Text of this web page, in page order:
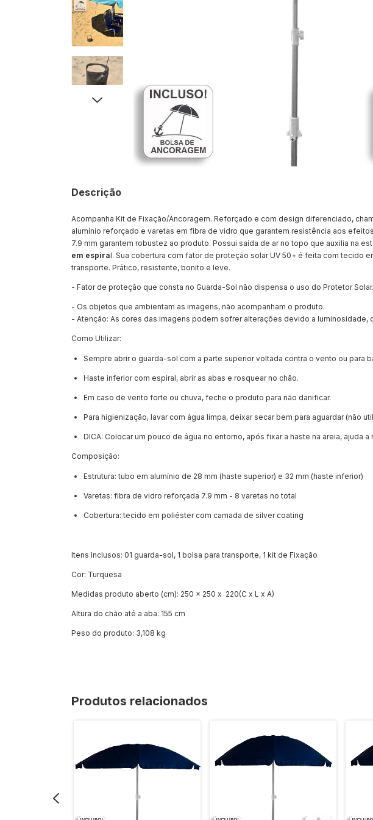
Descrição
Acompanha Kit de Fixação/Ancoragem. Reforçado e com design diferenciado,
alumínio reforçado e varetas em fibra de vidro que garantem resistência aos
7.9 mm garantem robustez ao produto. Possui saída de ar no topo que auxilia na
em espiral. Sua cobertura com fator de proteção solar UV 50+ é feita com tecido
transporte. Prático, resistente, bonito e leve.
- Fator de proteção que consta no Guarda-Sol não dispensa o uso do Protetor Solar.
- Os objetos que ambientam as imagens, não acompanham o produto.
- Atenção: As cores das imagens podem sofrer alterações devido a
Como Utilizar:
Sempre abrir o guarda-sol com a parte superior voltada contra o vento ou para
Haste inferior com espiral, abrir as abas e rosquear no chão.
Em caso de vento forte ou chuva, feche o produto para não danificar.
Para higienização, lavar com água limpa, deixar secar bem para aguardar (não
DICA: Colocar um pouco de água no entorno, após fixar a haste na areia, ajuda
Composição:
Estrutura: tubo em alumínio de 28 mm (haste superior) e 32 mm (haste inferior)
Varetas: fibra de vidro reforçada 7.9 mm - 8 varetas no total
Cobertura: tecido em poliéster com camada de silver coating
Itens Inclusos: 01 guarda-sol, 1 bolsa para transporte, 1 kit de Fixação
Cor: Turquesa
Medidas produto aberto (cm): 250 x 250 x 220(C x L x A)
Altura do chão até a aba: 155 cm
Peso do produto: 3,108 kg
Produtos relacionados